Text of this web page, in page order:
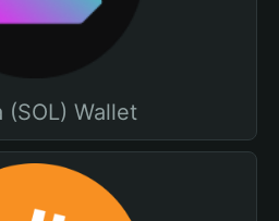
(SOL) Wallet